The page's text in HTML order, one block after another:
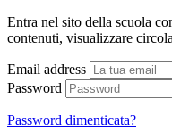
Entra nel sito della scuola
contenuti, visualizzare
Email address
Password
Password dimenticata?